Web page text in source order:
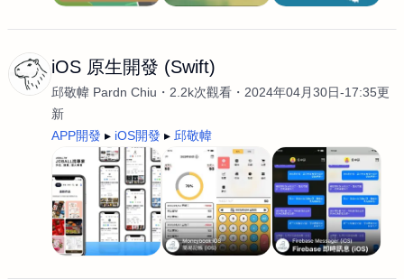
iOS 原生開發 (Swift)
邱敬幃 Pardn Chiu 2.2k次觀看
2024年04月30日-17:35更
新
APP開發
iOS開發 邱敬幃